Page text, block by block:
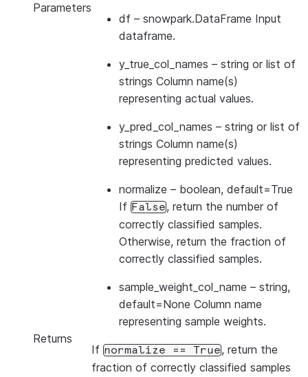
Parameters
df – snowpark.DataFrame Input
dataframe.
y_true_col_names – string or list of
strings Column name(s)
representing actual values.
y_pred_col_names – string or list of
strings Column name(s)
representing predicted values.
normalize – boolean, default=True
If False, return the number of
correctly classified samples.
Otherwise, return the fraction of
correctly classified samples.
sample_weight_col_name – string,
default=None Column name
representing sample weights.
Returns
If normalize == True, return the
fraction of correctly classified samples